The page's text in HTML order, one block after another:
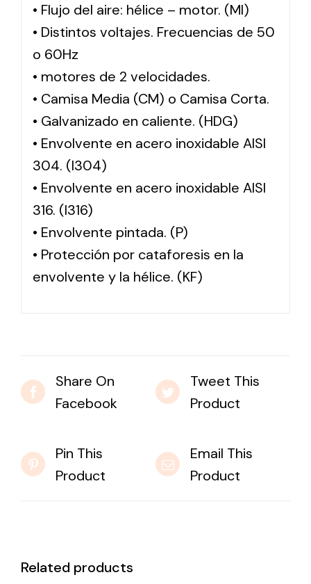
• Flujo del aire: hélice – motor. (MI)
• Distintos voltajes. Frecuencias de 50
o 60Hz
• motores de 2 velocidades.
• Camisa Media (CM) o Camisa Corta.
• Galvanizado en caliente. (HDG)
• Envolvente en acero inoxidable AISI
304. (I304)
• Envolvente en acero inoxidable AISI
316. (I316)
• Envolvente pintada. (P)
• Protección por cataforesis en la
envolvente y la hélice. (KF)
Share On
Facebook
Tweet This
Product
Pin This
Product
Email This
Product
Related products